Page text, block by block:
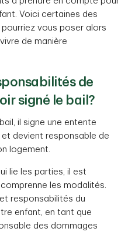
Voici certaines des
vous poser alors
de manière
de
signé le bail?
il signe une entente
devient responsable de
logement.
lie les parties, il est
les modalités.
responsabilités du
enfant, en tant que
des dommages